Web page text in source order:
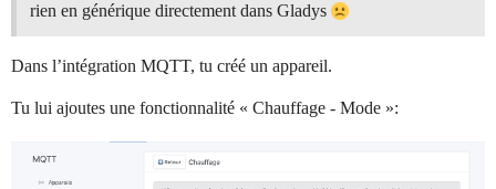
rien en générique directement dans Gladys
Dans l’intégration MQTT, tu créé un appareil.
Tu lui ajoutes une fonctionnalité « Chauffage - Mode »: